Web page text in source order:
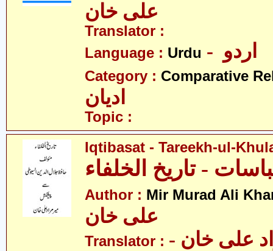
علی خان
Translator :
Language : Urdu
Category : Comparative
ادیان
Topic :
Iqtibasat - Tareekh-ul-
Author : Mir Murad Ali
علی خان
Translator : علی خان